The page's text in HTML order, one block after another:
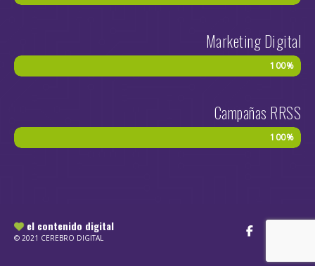
Marketing Digital
100%
Campañas RRSS
100%
el contenido digital
© 2021 CEREBRO DIGITAL